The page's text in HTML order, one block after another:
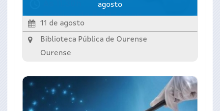
agosto
11 de agosto
Biblioteca Pública de Ourense
Ourense